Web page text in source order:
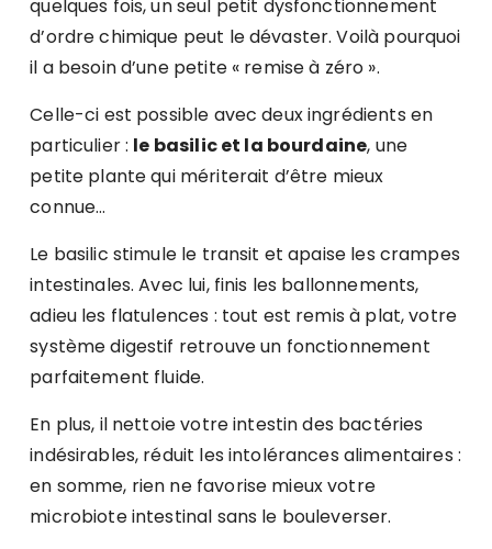
quelques fois, un seul petit dysfonctionnement
d’ordre chimique peut le dévaster. Voilà pourquoi
il a besoin d’une petite « remise à zéro ».
Celle-ci est possible avec deux ingrédients en
particulier : le basilic et la bourdaine, une
petite plante qui mériterait d’être mieux
connue…
Le basilic stimule le transit et apaise les crampes
intestinales. Avec lui, finis les ballonnements,
adieu les flatulences : tout est remis à plat, votre
système digestif retrouve un fonctionnement
parfaitement fluide.
En plus, il nettoie votre intestin des bactéries
indésirables, réduit les intolérances alimentaires :
en somme, rien ne favorise mieux votre
microbiote intestinal sans le bouleverser.